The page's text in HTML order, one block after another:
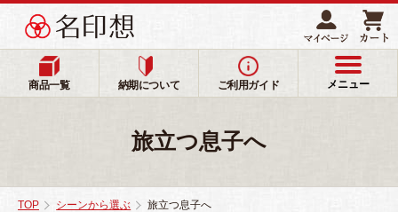
商品一覧 納期について ご利用ガイド メニュー
旅立つ息子へ
TOP シーンから選ぶ 旅立つ息子へ